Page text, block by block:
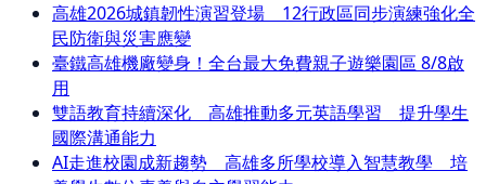
高雄2026城鎮韌性演習登場 12行政區同步演練強化全
民防衛與災害應變
臺鐵高雄機廠變身！全台最大免費親子遊樂園區 8/8啟
用
雙語教育持續深化 高雄推動多元英語學習 提升學生
國際溝通能力
AI走進校園成新趨勢 高雄多所學校導入智慧教學 培